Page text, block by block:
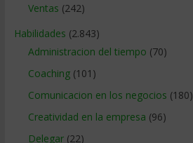
Ventas (242)
Habilidades (2.843)
Administracion del tiempo (70)
Coaching(101)
Comunicacion en los negocios (180)
Creatividad en la empresa (96)
Delegar(22)